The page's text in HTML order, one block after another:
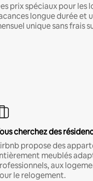
prix spéciaux pour les
longue durée et
unique sans frais
cherchez des
propose des
meublés
aux
le relogement.